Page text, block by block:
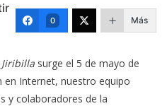
0 Más
Jiribillasurge el 5 de mayo de
en Internet, nuestro equipo
y colaboradores de la